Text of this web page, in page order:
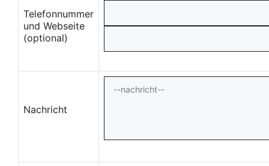
Telefonnummer
und Webseite
(optional)
Nachricht